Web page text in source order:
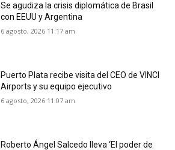
Se agudiza la crisis diplomática de Brasil
con EEUU y Argentina
6 agosto, 2026 11:17 am
Puerto Plata recibe visita del CEO de VINCI
Airports y su equipo ejecutivo
6 agosto, 2026 11:07 am
Roberto Ángel Salcedo lleva ‘El poder de